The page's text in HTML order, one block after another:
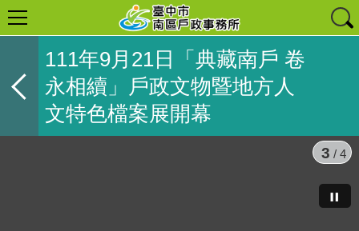
111年9月21日「典藏南戶 卷
永相續」戶政文物暨地方人
文特色檔案展開幕
3 / 4